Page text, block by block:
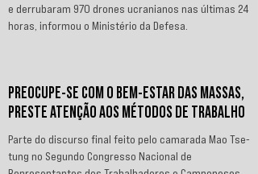
e derrubaram 970 drones ucranianos nas últimas 24
horas, informou o Ministério da Defesa.
PREOCUPE-SE COM O BEM-ESTAR DAS MASSAS,
PRESTE ATENÇÃO AOS MÉTODOS DE TRABALHO
Parte do discurso final feito pelo camarada Mao Tse-
tung no Segundo Congresso Nacional de